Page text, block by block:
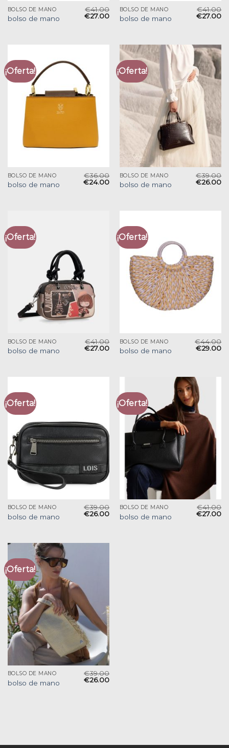
BOLSO DE MANO
bolso de mano
€41.00
€27.00
BOLSO DE MANO
bolso de mano
€41.00
€27.00
¡Oferta!
BOLSO DE MANO
bolso de mano
€36.00
€24.00
¡Oferta!
BOLSO DE MANO
bolso de mano
€39.00
€26.00
¡Oferta!
BOLSO DE MANO
bolso de mano
€41.00
€27.00
¡Oferta!
BOLSO DE MANO
bolso de mano
€44.00
€29.00
¡Oferta!
BOLSO DE MANO
bolso de mano
€39.00
€26.00
¡Oferta!
BOLSO DE MANO
bolso de mano
€41.00
€27.00
¡Oferta!
BOLSO DE MANO
bolso de mano
€39.00
€26.00